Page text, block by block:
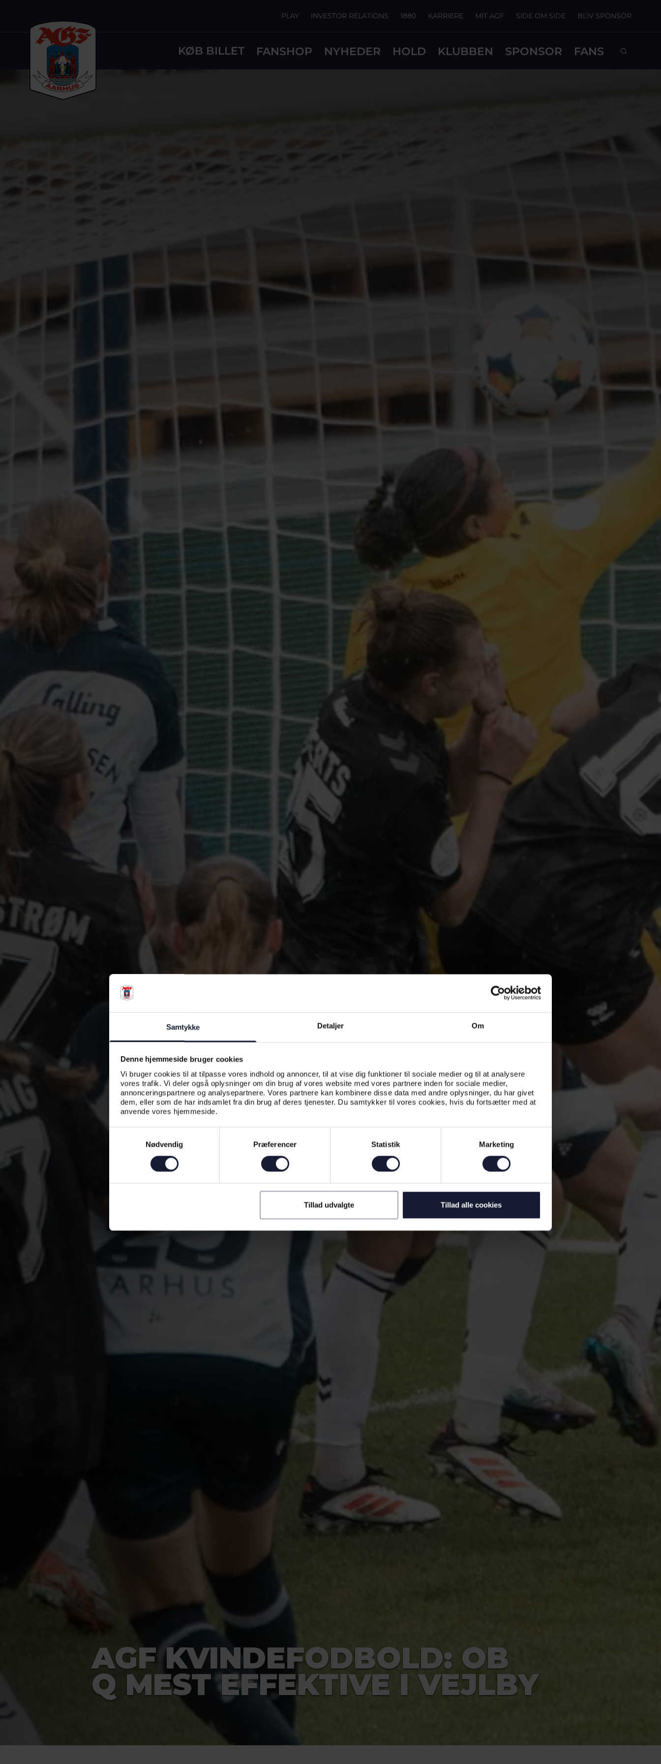
Samtykke Detaljer Om
Denne hjemmeside bruger cookies
Vi bruger cookies til at tilpasse vores indhold og annoncer, til at vise dig funktioner til sociale medier og til at analysere
vores trafik. Vi deler også oplysninger om din brug af vores website med vores partnere inden for sociale medier,
annonceringspartnere og analysepartnere. Vores partnere kan kombinere disse data med andre oplysninger, du har givet
dem, eller som de har indsamlet fra din brug af deres tjenester. Du samtykker til vores cookies, hvis du fortsætter med at
anvende vores hjemmeside.
Nødvendig
Præferencer Statistik Marketing
Tillad udvalgte Tillad alle cookies
KØB BILLET FANSHOP NYHEDER HOLD KLUBBEN SPONSOR FANS
PLAY INVESTOR RELATIONS 1880 KARRIERE MIT AGF SIDE OM SIDE BLIV SPONSOR
AGF KVINDEFODBOLD: OB
Q MEST EFFEKTIVE I VEJLBY